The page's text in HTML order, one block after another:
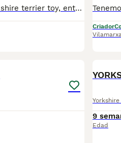
❗6️⃣6️⃣0️⃣ 8️⃣3️⃣ 8️⃣8️⃣ 7️⃣6️⃣❗“ cachorritos de yorkshire terrier toy, entregamos vacunados desparasitados con cartilla veterinaria, microchip,pasaporte y contrato de garantia de compra..”
Criador
9
Edad